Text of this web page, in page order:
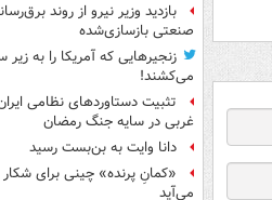
بازدید وزیر نیرو از روند
صنعتی بازسازی‌شده
زنجیرهایی که آمریکا را به
می‌کشند!
تثبیت دستاوردهای نظامی
غربی در سایه جنگ رمضان
دانا وایت به بن‌بست رسید
«کمانِ پرنده» چینی برای شکار
می‌آید